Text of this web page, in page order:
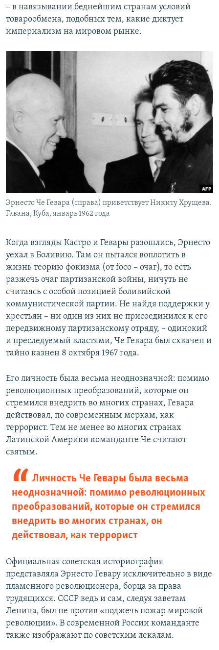
– в навязывании беднейшим странам условий
товарообмена, подобных тем, какие диктует
империализм на мировом рынке.
Эрнесто Че Гевара (справа) приветствует Никиту Хрущева.
Гавана, Куба, январь 1962 года
​Когда взгляды Кастро и Гевары разошлись, Эрнесто
уехал в Боливию. Там он пытался воплотить в
жизнь теорию фокизма (от foco – очаг), то есть
разжечь очаг партизанской войны, ничуть не
считаясь с особой позицией боливийской
коммунистической партии. Не найдя поддержки у
крестьян – ни один из них не присоединился к его
передвижному партизанскому отряду, – одинокий
и преследуемый властями, Че Гевара был схвачен и
тайно казнен 8 октября 1967 года.
Его личность была весьма неоднозначной: помимо
революционных преобразований, которые он
стремился внедрить во многих странах, Гевара
действовал, по современным меркам, как
террорист. Тем не менее во многих странах
Латинской Америки команданте Че считают
святым.
Личность Че Гевары была весьма
неоднозначной: помимо революционных
преобразований, которые он стремился
внедрить во многих странах, он
действовал, как террорист
Официальная советская историография
представляла Эрнесто Гевару исключительно в виде
пламенного революционера, борца за права
трудящихся. СССР ведь и сам, следуя заветам
Ленина, был не против «поджечь пожар мировой
революции». В современной России команданте
также изображают по советским лекалам.